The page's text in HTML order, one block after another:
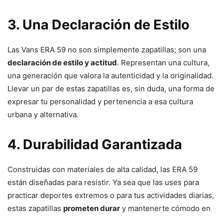
3. Una Declaración de Estilo
Las Vans ERA 59 no son simplemente zapatillas; son una
declaración de estilo y actitud. Representan una cultura,
una generación que valora la autenticidad y la originalidad.
Llevar un par de estas zapatillas es, sin duda, una forma de
expresar tu personalidad y pertenencia a esa cultura
urbana y alternativa.
4. Durabilidad Garantizada
Construidas con materiales de alta calidad, las ERA 59
están diseñadas para resistir. Ya sea que las uses para
practicar deportes extremos o para tus actividades diarias,
estas zapatillas prometen durar y mantenerte cómodo en